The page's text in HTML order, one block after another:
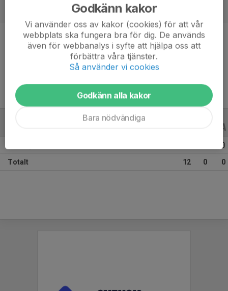
Position
-
9 år
0
Totalt 12 0 0
Godkänn kakor
Vi använder oss av kakor (cookies) för att vår
webbplats ska fungera bra för dig. De används
även för webbanalys i syfte att hjälpa oss att
förbättra våra tjänster.
Så använder vi cookies
Godkänn alla kakor
Bara nödvändiga